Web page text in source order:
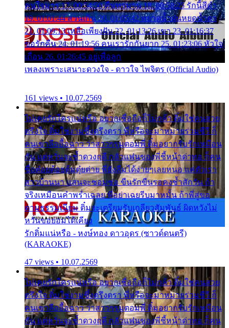
คนใจมาร 17. 00:54:50 คืนทรมาน 18. 00:58:25 รักนี้สีดำ
19. 01:01:44 ส่วนเกิน 20. 01:05:42 หยาดน้ำฝนหยดน้ำตา
21. 01:09:13 เหลือเพียงฝัน 22. 01:13:26 เขา 23. 01:16:37
ขอรักคืน 24. 01:19:56 คนเรารักกันยาก 25. 01:23:06 หัวใจ
เถื่อน 26. 01:26:45 อยู่เพื่อลูก
เพลงเพราะเสนาะดวงใจ - ดาวใจ ไพจิตร (Official Audio)
161 views • 10.07.2569
ไม่เคยรักใครแน่หรือ อยากเชื่อถือก็ไม่กล้า ติ๋มใช่คนสวย
ตรึงใจ ติ๋มใช่งามซึ้งตรึงตรา พี่หรือจะมาหมายร่วมชีวี ก็
คนเขาลืออื้อฉาว ว่าสาวๆรุมตอมพี่ ติ๋มอยากรับรักเหมือน
กัน แต่หวั่นจะช้ำดวงฤดี กลัวแฟนของพี่ชี้หน้าด่าทอ ก็คน
ชื่อต๋อยต้อยตุ้มตุ๋ยต่าย พี่ยังลืมได้ง่ายๆเลยหนอ แค่ตัวเรา
สาวบ้านนา แสนจะซอมซ่อ ขืนรักขืนรอคงช้ำสักวัน ถ้า
จริงเหมือนคำพร่ำเฉลย พี่อย่าเฉยรีบมาหมั้น ถ้าพี่สู่ขอ
ตามธรรมเนียม ติ๋มจะเตรียมรับเกลียวสัมพันธ์ ผิดหวังไม่
หวั่นขอยอมได้เคียง
รักติ๋มแน่หรือ - หงษ์ทอง ดาวอุดร (ซาวด์ดนตรี)
(KARAOKE)
47 views • 10.07.2569
ไม่เคยรักใครแน่หรือ อยากเชื่อถือก็ไม่กล้า ติ๋มใช่คนสวย
ตรึงใจ ติ๋มใช่งามซึ้งตรึงตรา พี่หรือจะมาหมายร่วมชีวี ก็
คนเขาลืออื้อฉาว ว่าสาวๆรุมตอมพี่ ติ๋มอยากรับรักเหมือน
กัน แต่หวั่นจะช้ำดวงฤดี กลัวแฟนของพี่ชี้หน้าด่าทอ ก็คน